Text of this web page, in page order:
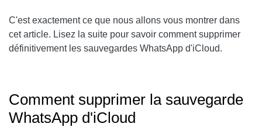
C'est exactement ce que nous allons vous montrer dans
cet article. Lisez la suite pour savoir comment supprimer
définitivement les sauvegardes WhatsApp d'iCloud.
Comment supprimer la sauvegarde
WhatsApp d'iCloud